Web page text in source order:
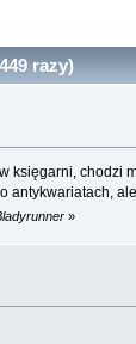
razy)
księgarni, chodzi
antykwariatach,
»